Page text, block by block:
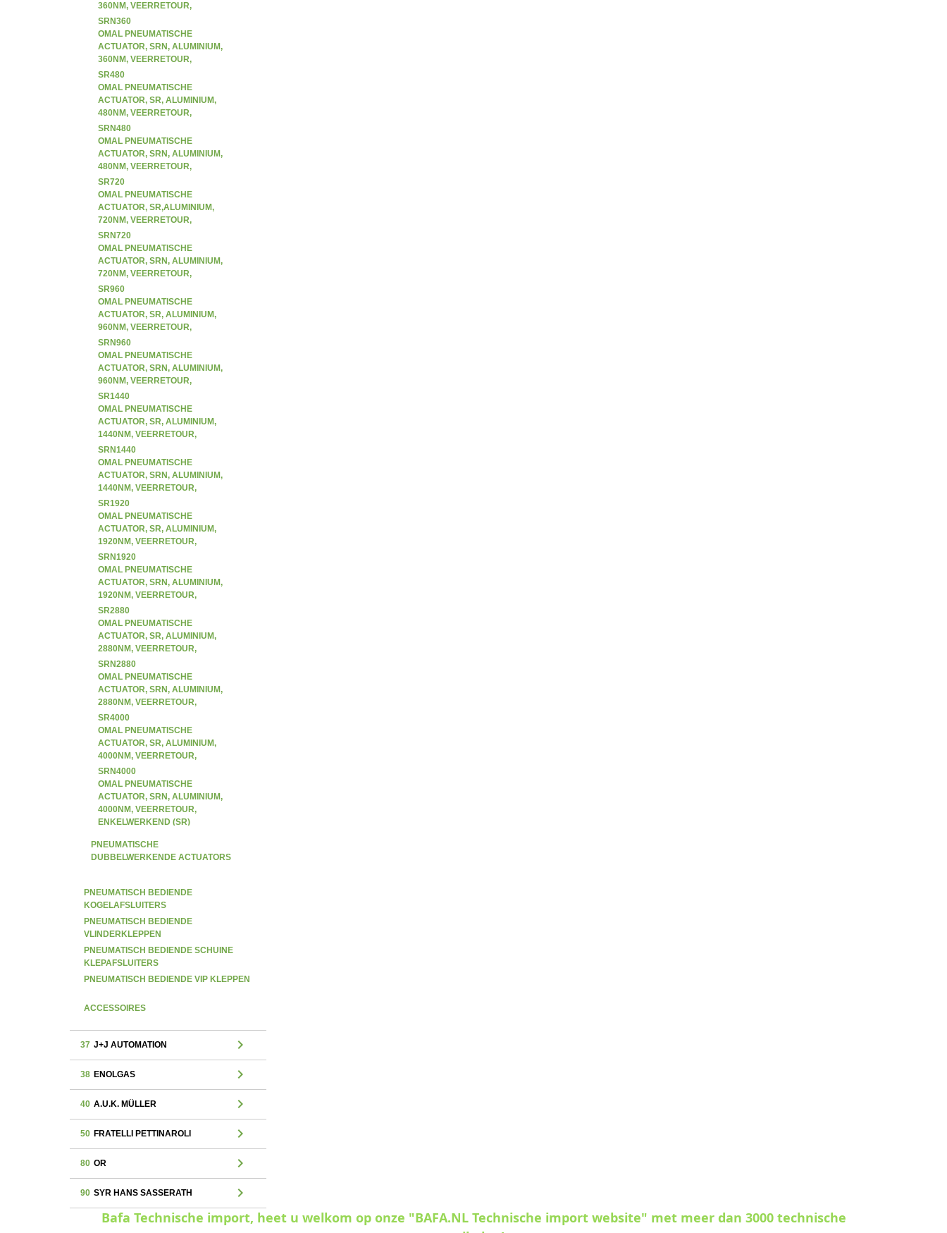
360NM, VEERRETOUR,
ENKELWERKEND (SR)
SRN360
OMAL PNEUMATISCHE
ACTUATOR, SRN, ALUMINIUM,
360NM, VEERRETOUR,
ENKELWERKEND (SR)
SR480
OMAL PNEUMATISCHE
ACTUATOR, SR, ALUMINIUM,
480NM, VEERRETOUR,
ENKELWERKEND (SR)
SRN480
OMAL PNEUMATISCHE
ACTUATOR, SRN, ALUMINIUM,
480NM, VEERRETOUR,
ENKELWERKEND (SR)
SR720
OMAL PNEUMATISCHE
ACTUATOR, SR,ALUMINIUM,
720NM, VEERRETOUR,
ENKELWERKEND (SR)
SRN720
OMAL PNEUMATISCHE
ACTUATOR, SRN, ALUMINIUM,
720NM, VEERRETOUR,
ENKELWERKEND (SR)
SR960
OMAL PNEUMATISCHE
ACTUATOR, SR, ALUMINIUM,
960NM, VEERRETOUR,
ENKELWERKEND (SR)
SRN960
OMAL PNEUMATISCHE
ACTUATOR, SRN, ALUMINIUM,
960NM, VEERRETOUR,
ENKELWERKEND (SR)
SR1440
OMAL PNEUMATISCHE
ACTUATOR, SR, ALUMINIUM,
1440NM, VEERRETOUR,
ENKELWERKEND (SR)
SRN1440
OMAL PNEUMATISCHE
ACTUATOR, SRN, ALUMINIUM,
1440NM, VEERRETOUR,
ENKELWERKEND (SR)
SR1920
OMAL PNEUMATISCHE
ACTUATOR, SR, ALUMINIUM,
1920NM, VEERRETOUR,
ENKELWERKEND (SR)
SRN1920
OMAL PNEUMATISCHE
ACTUATOR, SRN, ALUMINIUM,
1920NM, VEERRETOUR,
ENKELWERKEND (SR)
SR2880
OMAL PNEUMATISCHE
ACTUATOR, SR, ALUMINIUM,
2880NM, VEERRETOUR,
ENKELWERKEND (SR)
SRN2880
OMAL PNEUMATISCHE
ACTUATOR, SRN, ALUMINIUM,
2880NM, VEERRETOUR,
ENKELWERKEND (SR)
SR4000
OMAL PNEUMATISCHE
ACTUATOR, SR, ALUMINIUM,
4000NM, VEERRETOUR,
ENKELWERKEND (SR)
SRN4000
OMAL PNEUMATISCHE
ACTUATOR, SRN, ALUMINIUM,
4000NM, VEERRETOUR,
ENKELWERKEND (SR)
PNEUMATISCHE
DUBBELWERKENDE ACTUATORS
PNEUMATISCH BEDIENDE
KOGELAFSLUITERS
PNEUMATISCH BEDIENDE
VLINDERKLEPPEN
PNEUMATISCH BEDIENDE SCHUINE
KLEPAFSLUITERS
PNEUMATISCH BEDIENDE VIP KLEPPEN
ACCESSOIRES
37 J+J AUTOMATION chevron_right
38 ENOLGAS chevron_right
40 A.U.K. MÜLLER chevron_right
50 FRATELLI PETTINAROLI chevron_right
80 OR chevron_right
90 SYR HANS SASSERATH chevron_right
Bafa Technische import, heet u welkom op onze "BAFA.NL Technische import website" met meer dan 3000 technische